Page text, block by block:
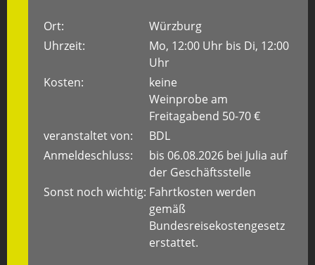
Ort:
Würzburg
Uhrzeit:
Mo, 12:00 Uhr bis Di, 12:00
Uhr
Kosten:
keine
Weinprobe am
Freitagabend 50-70 €
veranstaltet von:
BDL
Anmeldeschluss:
bis 06.08.2026 bei Julia auf
der Geschäftsstelle
Sonst noch wichtig: Fahrtkosten werden
gemäß
Bundesreisekostengesetz
erstattet.